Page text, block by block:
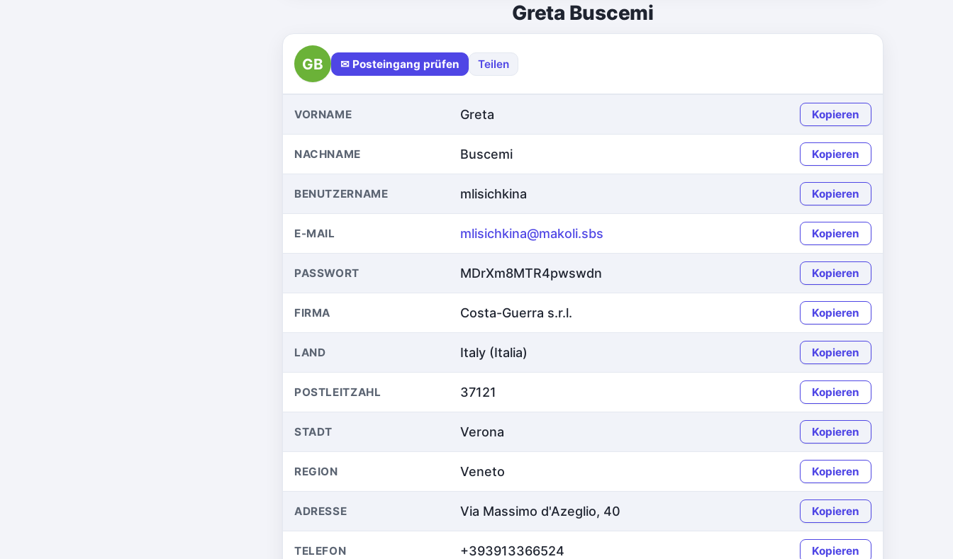
Greta Buscemi
GB ✉ Posteingang prüfen Teilen
VORNAME Greta Kopieren
NACHNAME Buscemi Kopieren
BENUTZERNAME mlisichkina Kopieren
E-MAIL mlisichkina@makoli.sbs Kopieren
PASSWORT MDrXm8MTR4pwswdn Kopieren
FIRMA Costa-Guerra s.r.l. Kopieren
LAND Italy (Italia) Kopieren
POSTLEITZAHL 37121 Kopieren
STADT Verona Kopieren
REGION Veneto Kopieren
ADRESSE Via Massimo d'Azeglio, 40 Kopieren
TELEFON +393913366524 Kopieren